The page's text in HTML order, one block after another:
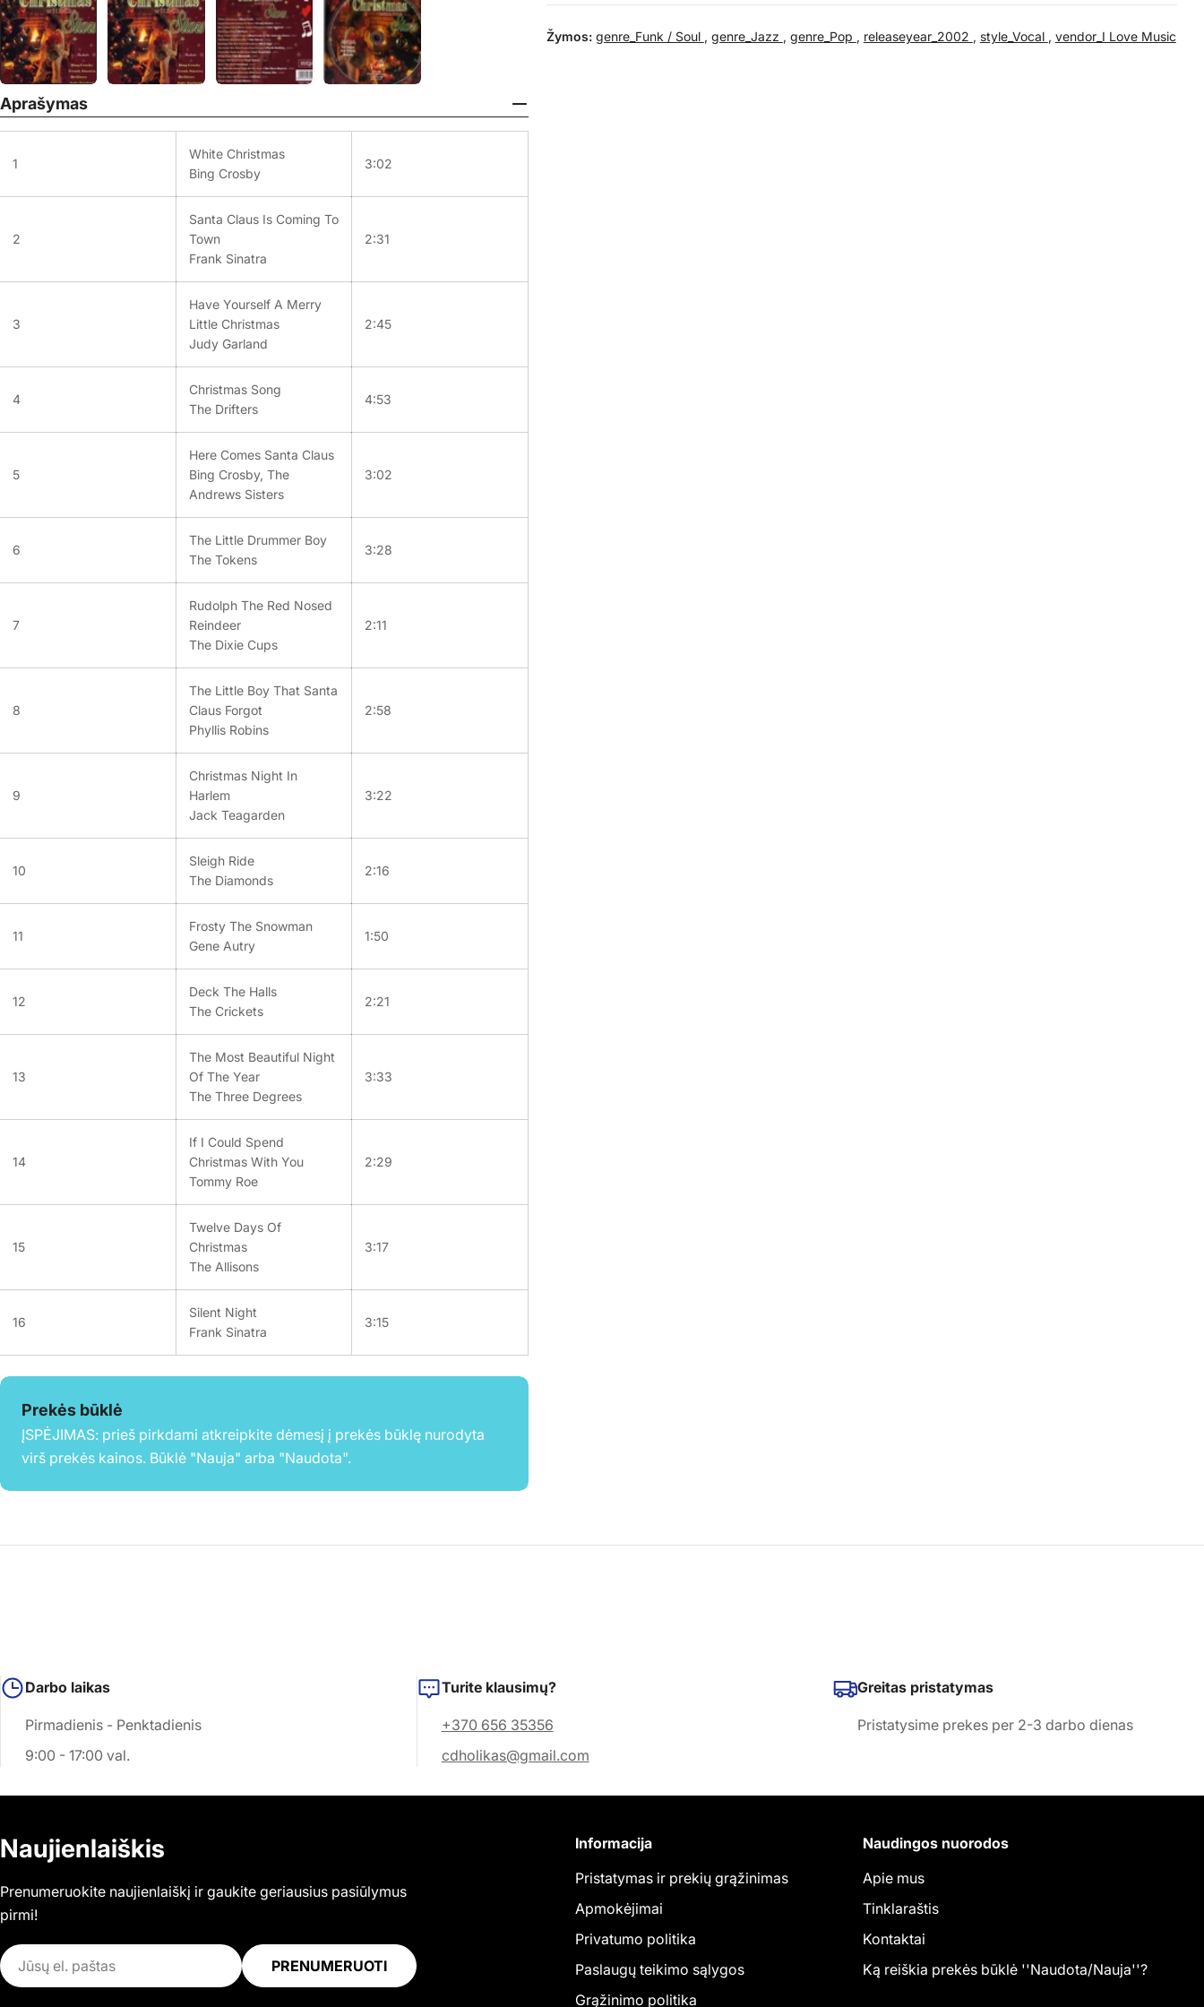
Aprašymas
1
White Christmas
Bing Crosby
3:02
2
Santa Claus Is Coming To
Town
Frank Sinatra
2:31
3
Have Yourself A Merry
Little Christmas
Judy Garland
2:45
4
Christmas Song
The Drifters
4:53
5
Here Comes Santa Claus
Bing Crosby, The
Andrews Sisters
3:02
6
The Little Drummer Boy
The Tokens
3:28
7
Rudolph The Red Nosed
Reindeer
The Dixie Cups
2:11
8
The Little Boy That Santa
Claus Forgot
Phyllis Robins
2:58
9
Christmas Night In
Harlem
Jack Teagarden
3:22
10
Sleigh Ride
The Diamonds
2:16
11
Frosty The Snowman
Gene Autry
1:50
12
Deck The Halls
The Crickets
2:21
13
The Most Beautiful Night
Of The Year
The Three Degrees
3:33
14
If I Could Spend
Christmas With You
Tommy Roe
2:29
15
Twelve Days Of
Christmas
The Allisons
3:17
16
Silent Night
Frank Sinatra
3:15
Prekės būklė
ĮSPĖJIMAS: prieš pirkdami atkreipkite dėmesį į prekės būklę nurodyta
virš prekės kainos. Būklė "Nauja" arba "Naudota".
Žymos: genre_Funk / Soul , genre_Jazz , genre_Pop , releaseyear_2002 , style_Vocal , vendor_I Love Music
Darbo laikas
Pirmadienis - Penktadienis
9:00 - 17:00 val.
Turite klausimų?
+370 656 35356
cdholikas@gmail.com
Greitas pristatymas
Pristatysime prekes per 2-3 darbo dienas
Naujienlaiškis
Prenumeruokite naujienlaiškį ir gaukite geriausius pasiūlymus
pirmi!
El.
paštas
PRENUMERUOTI
Informacija
Pristatymas ir prekių grąžinimas
Apmokėjimai
Privatumo politika
Paslaugų teikimo sąlygos
Grąžinimo politika
Naudingos nuorodos
Apie mus
Tinklaraštis
Kontaktai
Ką reiškia prekės būklė ''Naudota/Nauja''?